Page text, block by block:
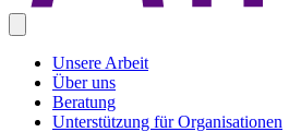
Unsere Arbeit
Über uns
Beratung
Unterstützung für Organisationen